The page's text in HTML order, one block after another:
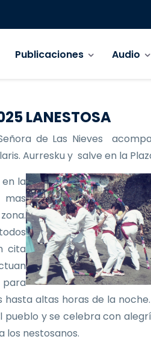
Publicaciones Audio
LANESTOSA
de Las Nieves
Aurresku y salve en la
la
cita
para
altas horas de la
y se celebra con
los nestosanos.